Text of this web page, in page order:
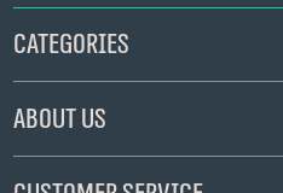
Categories
About us